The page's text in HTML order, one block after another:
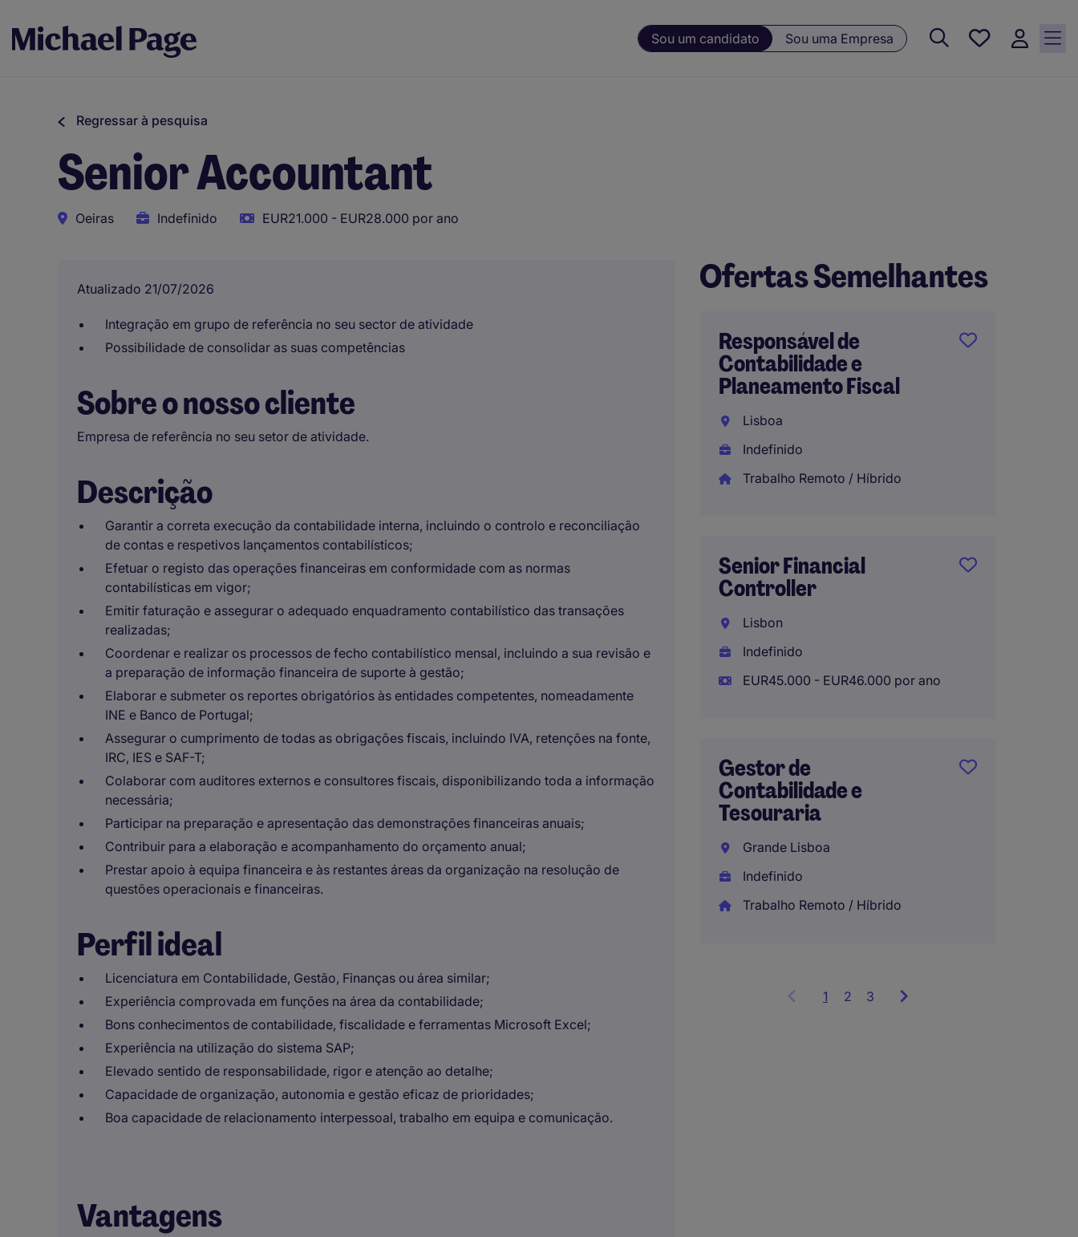
Sou um candidato Sou uma Empresa
Guardar, 0
Regressar à pesquisa
Senior Accountant
Oeiras Indefinido EUR21.000 - EUR28.000 por ano
Atualizado 21/07/2026
Integração em grupo de referência no seu sector de atividade
Possibilidade de consolidar as suas competências
Sobre o nosso cliente
Empresa de referência no seu setor de atividade.
Descrição
Garantir a correta execução da contabilidade interna, incluindo o controlo e reconciliação
de contas e respetivos lançamentos contabilísticos;
Efetuar o registo das operações financeiras em conformidade com as normas
contabilísticas em vigor;
Emitir faturação e assegurar o adequado enquadramento contabilístico das transações
realizadas;
Coordenar e realizar os processos de fecho contabilístico mensal, incluindo a sua revisão e
a preparação de informação financeira de suporte à gestão;
Elaborar e submeter os reportes obrigatórios às entidades competentes, nomeadamente
INE e Banco de Portugal;
Assegurar o cumprimento de todas as obrigações fiscais, incluindo IVA, retenções na fonte,
IRC, IES e SAF-T;
Colaborar com auditores externos e consultores fiscais, disponibilizando toda a informação
necessária;
Participar na preparação e apresentação das demonstrações financeiras anuais;
Contribuir para a elaboração e acompanhamento do orçamento anual;
Prestar apoio à equipa financeira e às restantes áreas da organização na resolução de
questões operacionais e financeiras.
Perfil ideal
Licenciatura em Contabilidade, Gestão, Finanças ou área similar;
Experiência comprovada em funções na área da contabilidade;
Bons conhecimentos de contabilidade, fiscalidade e ferramentas Microsoft Excel;
Experiência na utilização do sistema SAP;
Elevado sentido de responsabilidade, rigor e atenção ao detalhe;
Capacidade de organização, autonomia e gestão eficaz de prioridades;
Boa capacidade de relacionamento interpessoal, trabalho em equipa e comunicação.
Vantagens
Ofertas Semelhantes
Responsável de
Contabilidade e
Planeamento Fiscal
Lisboa
Indefinido
Trabalho Remoto / Híbrido
Senior Financial
Controller
Lisbon
Indefinido
EUR45.000 - EUR46.000 por ano
Gestor de
Contabilidade e
Tesouraria
Grande Lisboa
Indefinido
Trabalho Remoto / Híbrido
1 Showing
2 3